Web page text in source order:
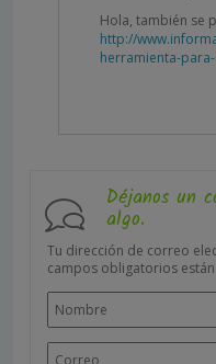
Hola, también se
http://
herramienta-
Déjanos un
algo.
Tu dirección de correo
campos obligatorios